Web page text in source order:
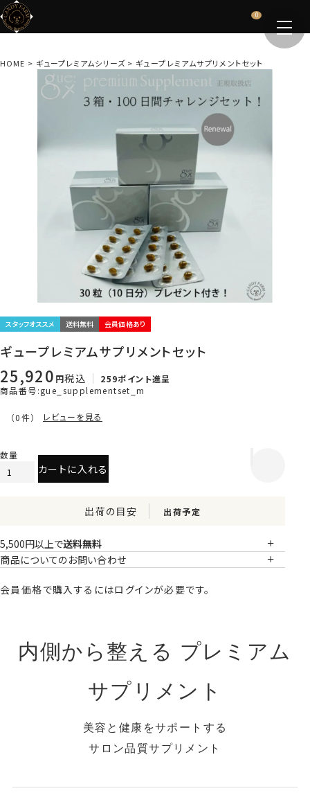
0
HOME ギュープレミアムシリーズ ギュープレミアムサプリメントセット
スタッフオススメ 送料無料 会員価格あり
ギュープレミアムサプリメントセット
25,920 税込 259ポイント進呈
商品番号 gue_supplementset_m
（0件） レビューを見る
カートに入れる
出荷の目安 出荷予定
5,500円以上で送料無料
商品についてのお問い合わせ
会員価格で購入するにはログインが必要です。
内側から整える プレミアム
サプリメント
美容と健康をサポートする
サロン品質サプリメント